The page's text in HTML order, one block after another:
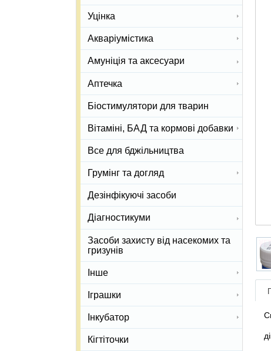
Уцінка
Акваріумістика
Амуніція та аксесуари
Аптечка
Біостимулятори для тварин
Вітаміні, БАД та кормові добавки
Все для бджільництва
Грумінг та догляд
Дезінфікуючі засоби
Діагностикуми
Засоби захисту від насекомих та
гризунів
Інше
Іграшки
Інкубатор
Кігтіточки